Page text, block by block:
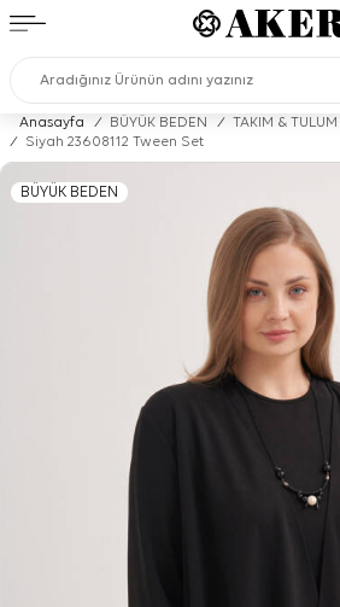
Anasayfa / BÜYÜK BEDEN / TAKIM & TULUM
/
Siyah 23608112 Tween Set
BÜYÜK BEDEN